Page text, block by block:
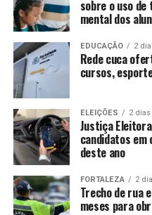
sobre o uso
mental dos
EDUCAÇÃO 2
Rede cuca
cursos,
ELEIÇÕES 2
Justiça
candidatos
deste ano
FORTALEZA 2
Trecho de rua
meses para